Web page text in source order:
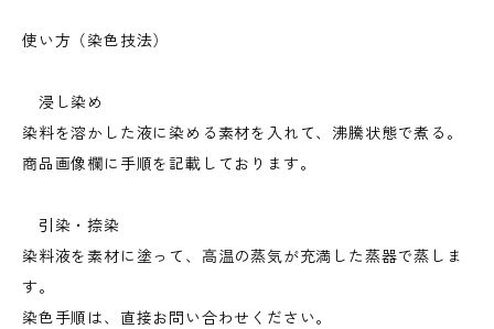
使い方（染色技法）
浸し染め
染料を溶かした液に染める素材を入れて、沸騰状態で煮る。
商品画像欄に手順を記載しております。
引染・捺染
染料液を素材に塗って、高温の蒸気が充満した蒸器で蒸しま
す。
染色手順は、直接お問い合わせください。